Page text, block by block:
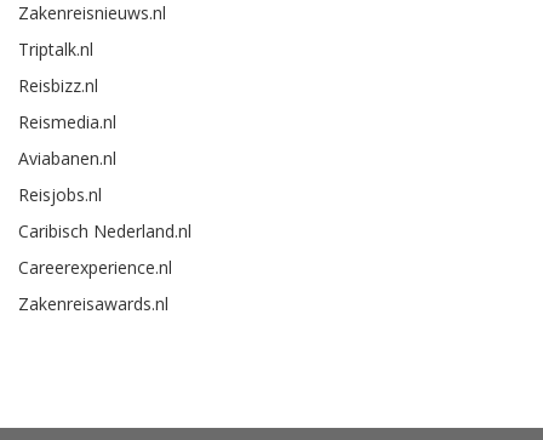
Zakenreisnieuws.nl
Triptalk.nl
Reisbizz.nl
Reismedia.nl
Aviabanen.nl
Reisjobs.nl
Caribisch Nederland.nl
Careerexperience.nl
Zakenreisawards.nl